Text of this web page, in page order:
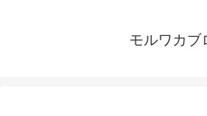
モルワカブ